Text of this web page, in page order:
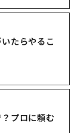
たらやるこ
プロに頼む